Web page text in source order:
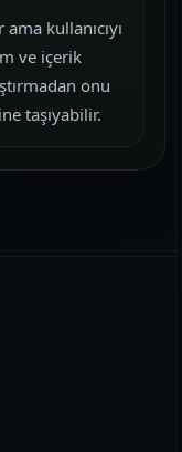
kullanıcıyı
ve içerik
onu
taşıyabilir.